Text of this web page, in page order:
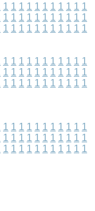
1 1 1 1 1 1 1 1 1 1 1
1 1 1 1 1 1 1 1 1 1 1
1 1 1 1 1 1 1 1 1 1 1
1 1 1 1 1 1 1 1 1 1 1
1 1 1 1 1 1 1 1 1 1 1
1 1 1 1 1 1 1 1 1 1 1
1 1 1 1 1 1 1 1 1 1 1
1 1 1 1 1 1 1 1 1 1 1
1 1 1 1 1 1 1 1 1 1 1